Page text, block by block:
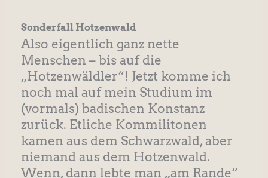
Sonderfall Hotzenwald
Also eigentlich ganz nette
Menschen – bis auf die
„Hotzenwäldler“! Jetzt komme ich
noch mal auf mein Studium im
(vormals) badischen Konstanz
zurück. Etliche Kommilitonen
kamen aus dem Schwarzwald, aber
niemand aus dem Hotzenwald.
Wenn, dann lebte man „am Rande“